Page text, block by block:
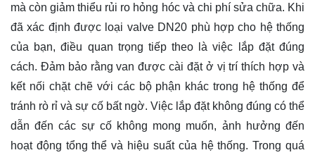
mà còn giảm thiểu rủi ro hỏng hóc và chi phí sửa chữa. Khi
đã xác định được loại valve DN20 phù hợp cho hệ thống
của bạn, điều quan trọng tiếp theo là việc lắp đặt đúng
cách. Đảm bảo rằng van được cài đặt ở vị trí thích hợp và
kết nối chặt chẽ với các bộ phận khác trong hệ thống để
tránh rò rỉ và sự cố bất ngờ. Việc lắp đặt không đúng có thể
dẫn đến các sự cố không mong muốn, ảnh hưởng đến
hoạt động tổng thể và hiệu suất của hệ thống. Trong quá